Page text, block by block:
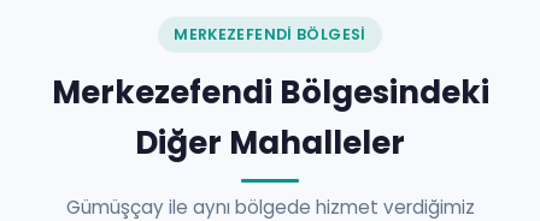
MERKEZEFENDI BÖLGESI
Merkezefendi Bölgesindeki
Diğer Mahalleler
Gümüşçay ile aynı bölgede hizmet verdiğimiz